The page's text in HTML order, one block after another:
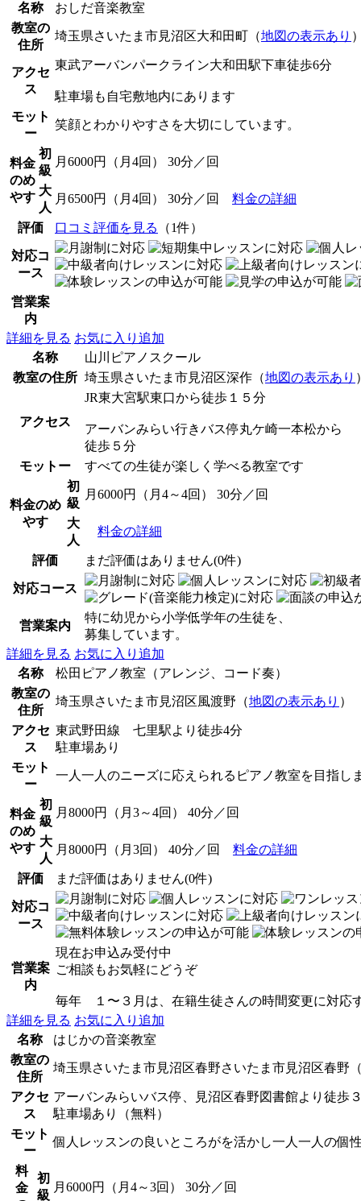
名称
おしだ音楽教室
教室の
住所
埼玉県さいたま市見沼区大和田町（地図の表示あり
アクセ
ス
東武アーバンパークライン大和田駅下車徒歩6分
駐車場も自宅敷地内にあります
モット
ー
笑顔とわかりやすさを大切にしています。
料金
のめ
やす
初
級
月6000円（月4回） 30分／回
大
人
月6500円（月4回） 30分／回 料金の詳細
評価 口コミ評価を見る （1件）
対応コ
ース
営業案
内
詳細を見る お気に入り追加
名称
山川ピアノスクール
教室の住所 埼玉県さいたま市見沼区深作（地図の表示あり
アクセス
JR東大宮駅東口から徒歩１５分
アーバンみらい行きバス停丸ケ崎一本松から
徒歩５分
モットー
すべての生徒が楽しく学べる教室です
料金のめ
やす
初
級
月6000円（月4～4回） 30分／回
大
人
料金の詳細
評価 まだ評価はありません(0件)
対応コース
営業案内
特に幼児から小学低学年の生徒を、
募集しています。
詳細を見る お気に入り追加
名称
松田ピアノ教室（アレンジ、コード奏）
教室の
住所
埼玉県さいたま市見沼区風渡野（地図の表示あり ）
アクセ
ス
東武野田線 七里駅より徒歩4分
駐車場あり
モット
ー
一人一人のニーズに応えられるピアノ教室を目指し
料金
のめ
やす
初
級
月8000円（月3～4回） 40分／回
大
人
月8000円（月3回） 40分／回 料金の詳細
評価 まだ評価はありません(0件)
対応コ
ース
営業案
内
現在お申込み受付中
ご相談もお気軽にどうぞ
毎年 １〜３月は、在籍生徒さんの時間変更に対応
詳細を見る お気に入り追加
名称
はじかの音楽教室
教室の
住所
埼玉県さいたま市見沼区春野さいたま市見沼区春野
アクセ
ス
アーバンみらいバス停、見沼区春野図書館より徒歩
駐車場あり（無料）
モット
ー
個人レッスンの良いところがを活かし一人一人の個
料
金
初
級
月6000円（月4～3回） 30分／回